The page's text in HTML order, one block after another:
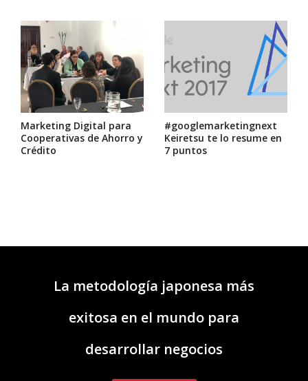
Marketing Digital para
Cooperativas de Ahorro y
Crédito
#googlemarketingnext
Keiretsu te lo resume en
7 puntos
La metodología japonesa más
exitosa en el mundo para
desarrollar negocios